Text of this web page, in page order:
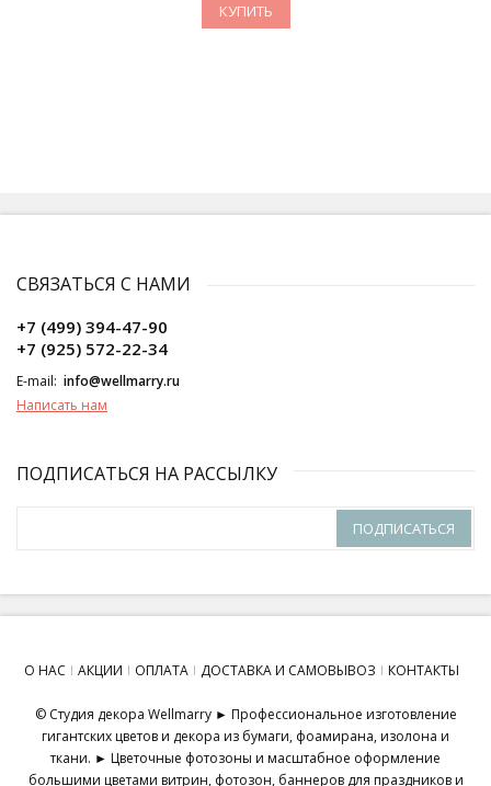
КУПИТЬ
СВЯЗАТЬСЯ С НАМИ
+7 (499) 394-47-90
+7 (925) 572-22-34
E-mail: info@wellmarry.ru
Написать нам
ПОДПИСАТЬСЯ НА РАССЫЛКУ
ПОДПИСАТЬСЯ
О НАС АКЦИИ ОПЛАТА ДОСТАВКА И САМОВЫВОЗ КОНТАКТЫ
© Студия декора Wellmarry ► Профессиональное изготовление
гигантских цветов и декора из бумаги, фоамирана, изолона и
ткани. ► Цветочные фотозоны и масштабное оформление
большими цветами витрин, фотозон, баннеров для праздников и